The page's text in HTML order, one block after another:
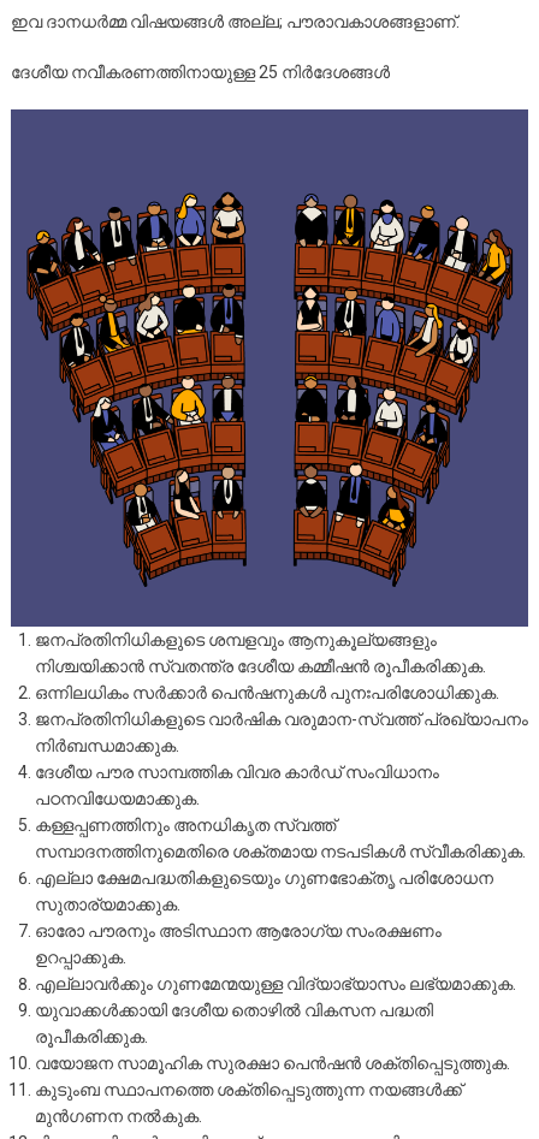
ഇവ ദാനധർമ്മ വിഷയങ്ങൾ അല്ല; പൗരാവകാശങ്ങളാണ്.
ദേശീയ നവീകരണത്തിനായുള്ള 25 നിർദേശങ്ങൾ
ജനപ്രതിനിധികളുടെ ശമ്പളവും ആനുകൂല്യങ്ങളും
നിശ്ചയിക്കാൻ സ്വതന്ത്ര ദേശീയ കമ്മീഷൻ രൂപീകരിക്കുക.
ഒന്നിലധികം സർക്കാർ പെൻഷനുകൾ പുനഃപരിശോധിക്കുക.
ജനപ്രതിനിധികളുടെ വാർഷിക വരുമാന-സ്വത്ത് പ്രഖ്യാപനം
നിർബന്ധമാക്കുക.
ദേശീയ പൗര സാമ്പത്തിക വിവര കാർഡ് സംവിധാനം
പഠനവിധേയമാക്കുക.
കള്ളപ്പണത്തിനും അനധികൃത സ്വത്ത്
സമ്പാദനത്തിനുമെതിരെ ശക്തമായ നടപടികൾ സ്വീകരിക്കുക.
എല്ലാ ക്ഷേമപദ്ധതികളുടെയും ഗുണഭോക്തൃ പരിശോധന
സുതാര്യമാക്കുക.
ഓരോ പൗരനും അടിസ്ഥാന ആരോഗ്യ സംരക്ഷണം
ഉറപ്പാക്കുക.
എല്ലാവർക്കും ഗുണമേന്മയുള്ള വിദ്യാഭ്യാസം ലഭ്യമാക്കുക.
യുവാക്കൾക്കായി ദേശീയ തൊഴിൽ വികസന പദ്ധതി
രൂപീകരിക്കുക.
വയോജന സാമൂഹിക സുരക്ഷാ പെൻഷൻ ശക്തിപ്പെടുത്തുക.
കുടുംബ സ്ഥാപനത്തെ ശക്തിപ്പെടുത്തുന്ന നയങ്ങൾക്ക്
മുൻഗണന നൽകുക.